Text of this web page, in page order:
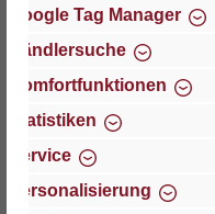
Thomas GmbH +
"Lattoflex"
D-27432 Bremervörde
Telefon: (04761) 979-0
Google Tag Manager
Händlersuche
Komfortfunktionen
Statistiken
Service
Personalisierung